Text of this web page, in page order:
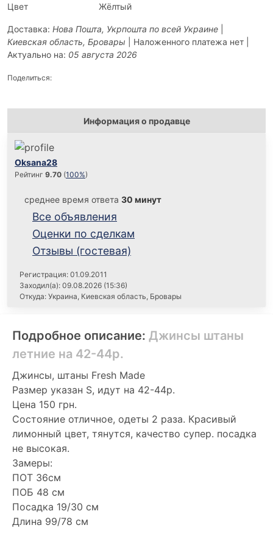
Цвет
Жёлтый
Доставка: Нова Пошта, Укрпошта по всей Украине
Киевская область, Бровары | Наложенного платежа нет |
Актуально на: 05 августа 2026
Поделиться:
Информация о продавце
Oksana28
Рейтинг 9.70 (100%)
среднее время ответа 30 минут
Все объявления
Оценки по сделкам
Отзывы (гостевая)
Регистрация: 01.09.2011
Заходил(а): 09.08.2026 (15:36)
Откуда: Украина, Киевская область, Бровары
Подробное описание: Джинсы штаны
летние на 42-44р.
Джинсы, штаны Fresh Made
Размер указан S, идут на 42-44р.
Цена 150 грн.
Состояние отличное, одеты 2 раза. Красивый
лимонный цвет, тянутся, качество супер. посадка
не высокая.
Замеры:
ПОТ 36см
ПОБ 48 см
Посадка 19/30 см
Длина 99/78 см